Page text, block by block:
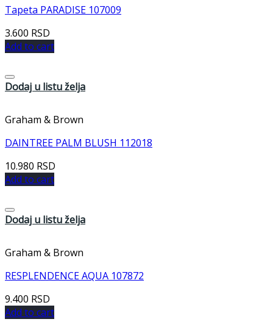
Tapeta PARADISE 107009
3.600 RSD
Add to cart
Dodaj u listu želja
Graham & Brown
DAINTREE PALM BLUSH 112018
10.980 RSD
Add to cart
Dodaj u listu želja
Graham & Brown
RESPLENDENCE AQUA 107872
9.400 RSD
Add to cart